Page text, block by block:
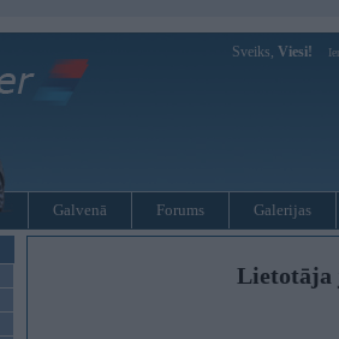
Sveiks, Viesi!
Galvenā Forums Galerijas
Lietotāja